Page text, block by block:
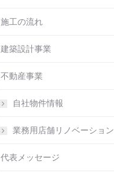
施工の流れ
建築設計事業
不動産事業
自社物件情報
業務用店舗リノベーション
代表メッセージ